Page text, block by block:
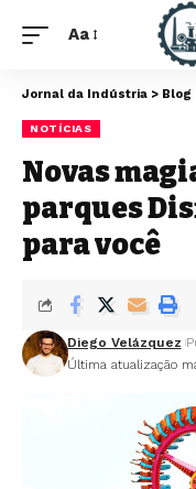
Aa
Jornal da Indústria > Blog
NOTÍCIAS
Novas
parques
para você
Última atualização
Diego Velázquez